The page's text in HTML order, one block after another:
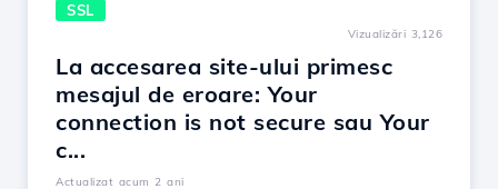
SSL
Vizualizări 3,126
La accesarea site-ului primesc
mesajul de eroare: Your
connection is not secure sau Your
c...
Actualizat acum 2 ani